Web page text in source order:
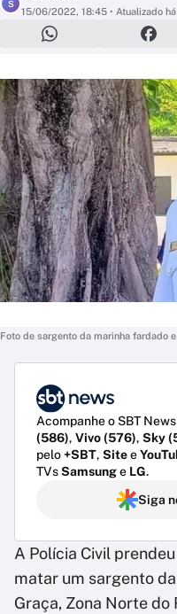
S
15/06/2022, 18:45 • Atualizado
Foto de sargento da marinha fardado
Acompanhe o SBT
(586), Vivo (576), Sky
pelo+SBT, Sitee
TVsSamsunge LG.
Siga
A Polícia Civil
matar um sargento
Graça, Zona Norte do